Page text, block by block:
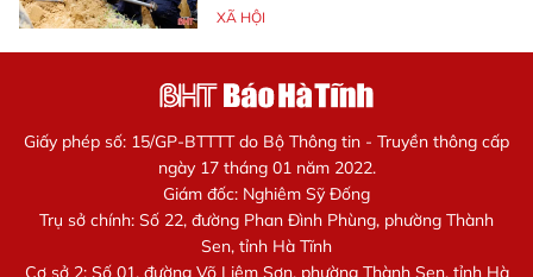
XÃ HỘI
Giấy phép số: 15/GP-BTTTT do Bộ Thông tin - Truyền thông cấp
ngày 17 tháng 01 năm 2022.
Giám đốc: Nghiêm Sỹ Đống
Trụ sở chính: Số 22, đường Phan Đình Phùng, phường Thành
Sen, tỉnh Hà Tĩnh
Cơ sở 2: Số 01, đường Võ Liêm Sơn, phường Thành Sen, tỉnh Hà